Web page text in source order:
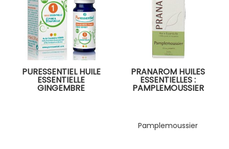
PURESSENTIEL HUILE
ESSENTIELLE
GINGEMBRE
PRANAROM HUILES
ESSENTIELLES :
PAMPLEMOUSSIER
Pamplemoussier